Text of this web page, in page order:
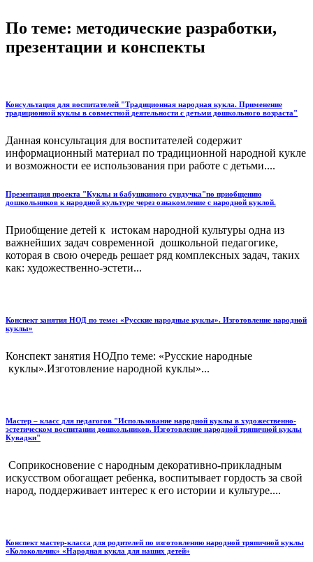
По теме: методические разработки,
презентации и конспекты
Консультация для воспитателей "Традиционная народная кукла. Применение
традиционной куклы в совместной деятельности с детьми дошкольного возраста"
Данная консультация для воспитателей содержит
информационный материал по традиционной народной кукле
и возможности ее использования при работе с детьми....
Презентация проекта "Куклы и бабушкиного сундучка"по приобщению
дошкольников к народной культуре через ознакомление с народной куклой.
Приобщение детей к истокам народной культуры одна из
важнейших задач современной дошкольной педагогике,
которая в свою очередь решает ряд комплексных задач, таких
как: художественно-эстети...
Конспект занятия НОД по теме: «Русские народные куклы». Изготовление народной
куклы»
Конспект занятия НОДпо теме: «Русские народные
куклы».Изготовление народной куклы»...
Мастер – класс для педагогов "Использование народной куклы в художественно-
эстетическом воспитании дошкольников. Изготовление народной тряпичной куклы
Кувадки"
Соприкосновение с народным декоративно-прикладным
искусством обогащает ребенка, воспитывает гордость за свой
народ, поддерживает интерес к его истории и культуре....
Конспект мастер-класса для родителей по изготовлению народной тряпичной куклы
«Колокольчик» «Народная кукла для наших детей»